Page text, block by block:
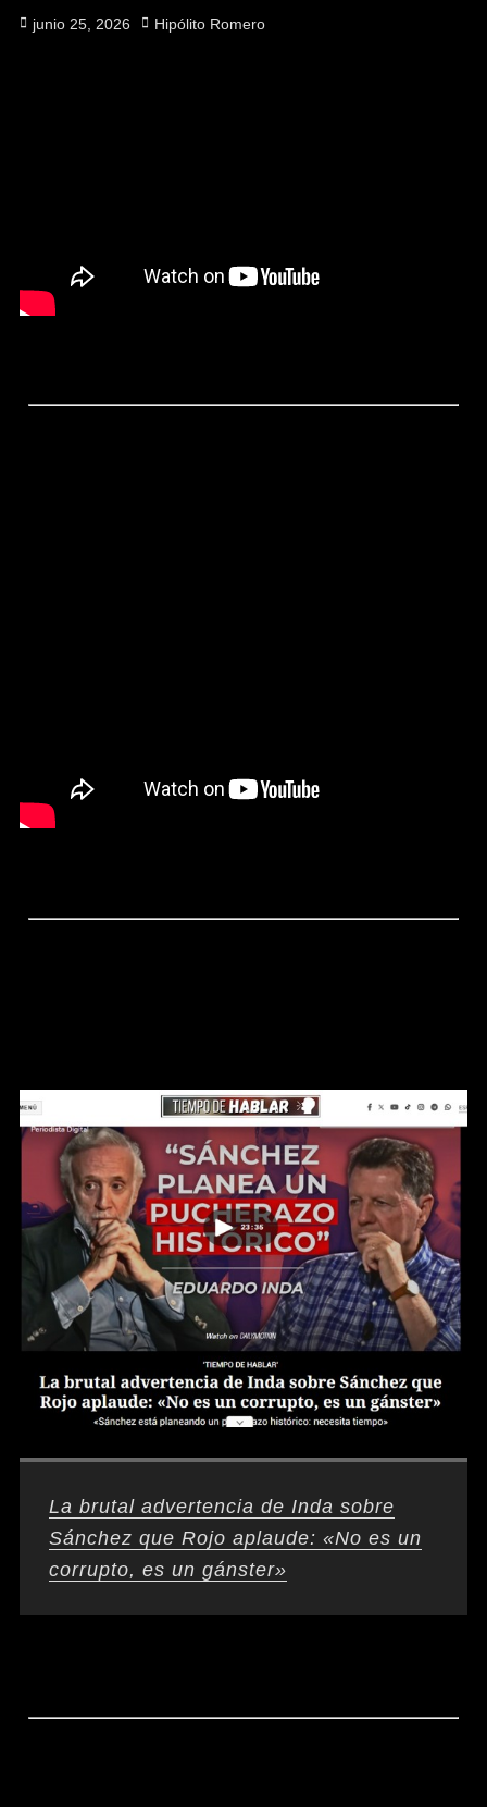
Publicado
junio 25, 2026 Autor
Hipólito Romero
La brutal advertencia de Inda sobre
Sánchez que Rojo aplaude: «No es un
corrupto, es un gánster»